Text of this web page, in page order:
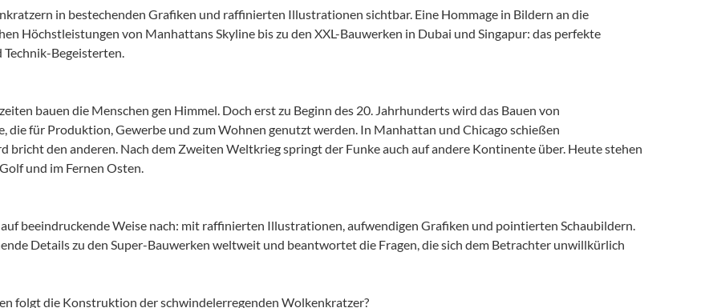
in bestechenden Grafiken und raffinierten Illustrationen sichtbar. Eine Hommage in Bildern an die
Höchstleistungen von Manhattans Skyline bis zu den XXL-Bauwerken in Dubai und Singapur: das perfekte
Begeisterten.
bauen die Menschen gen Himmel. Doch erst zu Beginn des 20. Jahrhunderts wird das Bauen von
die für Produktion, Gewerbe und zum Wohnen genutzt werden. In Manhattan und Chicago schießen
bricht den anderen. Nach dem Zweiten Weltkrieg springt der Funke auch auf andere Kontinente über. Heute stehen
und im Fernen Osten.
beeindruckende Weise nach: mit raffinierten Illustrationen, aufwendigen Grafiken und pointierten Schaubildern.
Details zu den Super-Bauwerken weltweit und beantwortet die Fragen, die sich dem Betrachter unwillkürlich
folgt die Konstruktion der schwindelerregenden Wolkenkratzer?